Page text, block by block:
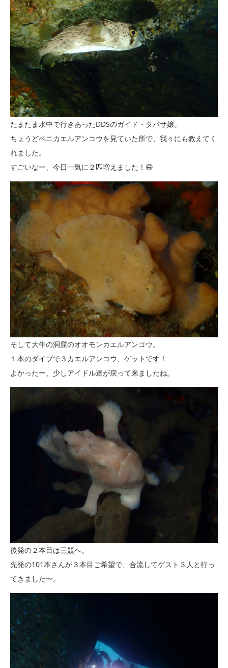
たまたま水中で行きあったDDSのガイド・タバサ嬢。
ちょうどベニカエルアンコウを見ていた所で、我々にも教えてく
れました。
すごいなー、今日一気に２匹増えました！😄
そして大牛の洞窟のオオモンカエルアンコウ。
１本のダイブで３カエルアンコウ、ゲットです！
よかったー、少しアイドル達が戻って来ましたね。
後発の２本目は三競へ。
先発の101本さんが３本目ご希望で、合流してゲスト３人と行っ
てきました〜。